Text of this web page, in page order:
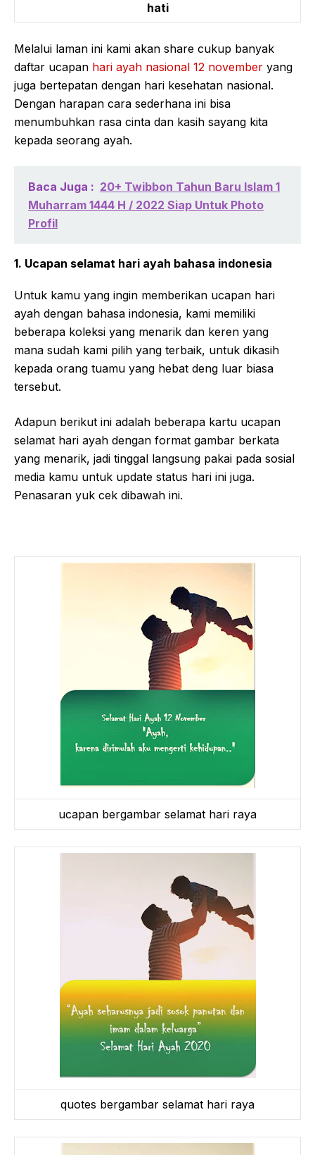
hati
Melalui laman ini kami akan share cukup banyak
daftar ucapan hari ayah nasional 12 november yang
juga bertepatan dengan hari kesehatan nasional.
Dengan harapan cara sederhana ini bisa
menumbuhkan rasa cinta dan kasih sayang kita
kepada seorang ayah.
Baca Juga : 20+ Twibbon Tahun Baru Islam 1
Muharram 1444 H / 2022 Siap Untuk Photo
Profil
1. Ucapan selamat hari ayah bahasa indonesia
Untuk kamu yang ingin memberikan ucapan hari
ayah dengan bahasa indonesia, kami memiliki
beberapa koleksi yang menarik dan keren yang
mana sudah kami pilih yang terbaik, untuk dikasih
kepada orang tuamu yang hebat deng luar biasa
tersebut.
Adapun berikut ini adalah beberapa kartu ucapan
selamat hari ayah dengan format gambar berkata
yang menarik, jadi tinggal langsung pakai pada sosial
media kamu untuk update status hari ini juga.
Penasaran yuk cek dibawah ini.
ucapan bergambar selamat hari raya
quotes bergambar selamat hari raya